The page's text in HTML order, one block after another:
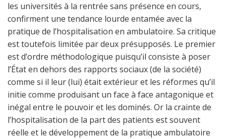
les universités à la rentrée sans présence en cours,
confirment une tendance lourde entamée avec la
pratique de l’hospitalisation en ambulatoire. Sa critique
est toutefois limitée par deux présupposés. Le premier
est d’ordre méthodologique puisqu’il consiste à poser
l’État en dehors des rapports sociaux (de la société)
comme si il leur (lui) était extérieur et les réformes qu’il
initie comme produisant un face à face antagonique et
inégal entre le pouvoir et les dominés. Or la crainte de
l’hospitalisation de la part des patients est souvent
réelle et le développement de la pratique ambulatoire